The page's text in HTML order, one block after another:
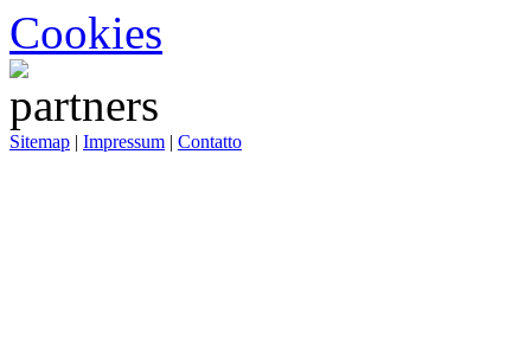
Cookies
Sitemap | Impressum | Contatto